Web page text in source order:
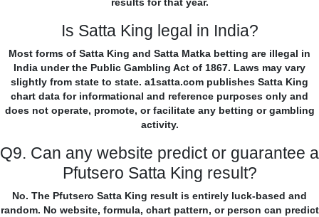
results for that year.
Is Satta King legal in India?
Most forms of Satta King and Satta Matka betting are illegal in
India under the Public Gambling Act of 1867. Laws may vary
slightly from state to state. a1satta.com publishes Satta King
chart data for informational and reference purposes only and
does not operate, promote, or facilitate any betting or gambling
activity.
Q9. Can any website predict or guarantee a
Pfutsero Satta King result?
No. The Pfutsero Satta King result is entirely luck-based and
random. No website, formula, chart pattern, or person can predict